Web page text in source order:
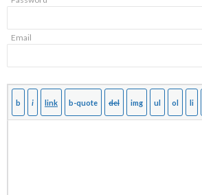
Email